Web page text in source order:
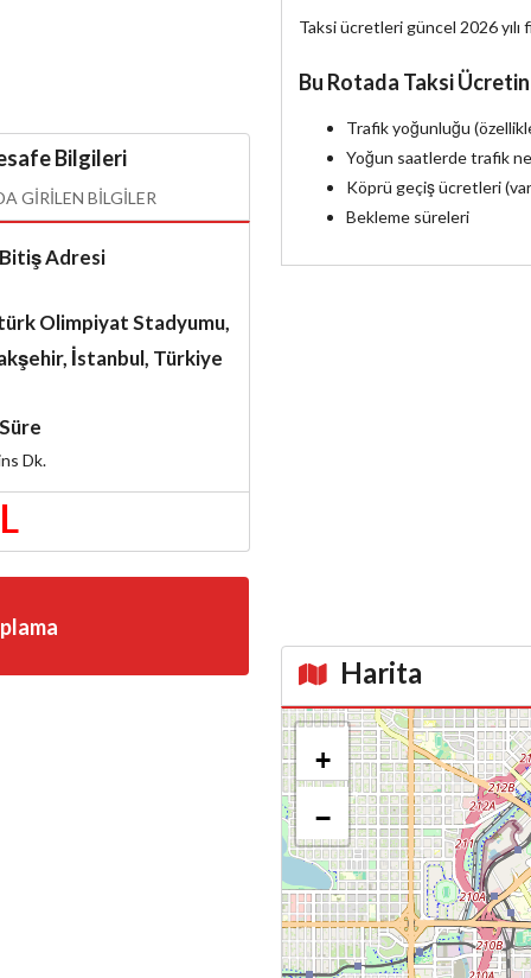
Bilgileri
GIRILEN BILGILER
Bitiş Adresi
Olimpiyat Stadyumu,
İstanbul, Türkiye
Süre
Dk.
Taksi ücretleri güncel 2026 yılı
Bu Rotada Taksi
Trafik yoğunluğu
Yoğun saatlerde trafik
Köprü geçiş ücretleri
Bekleme süreleri
Harita
+
−